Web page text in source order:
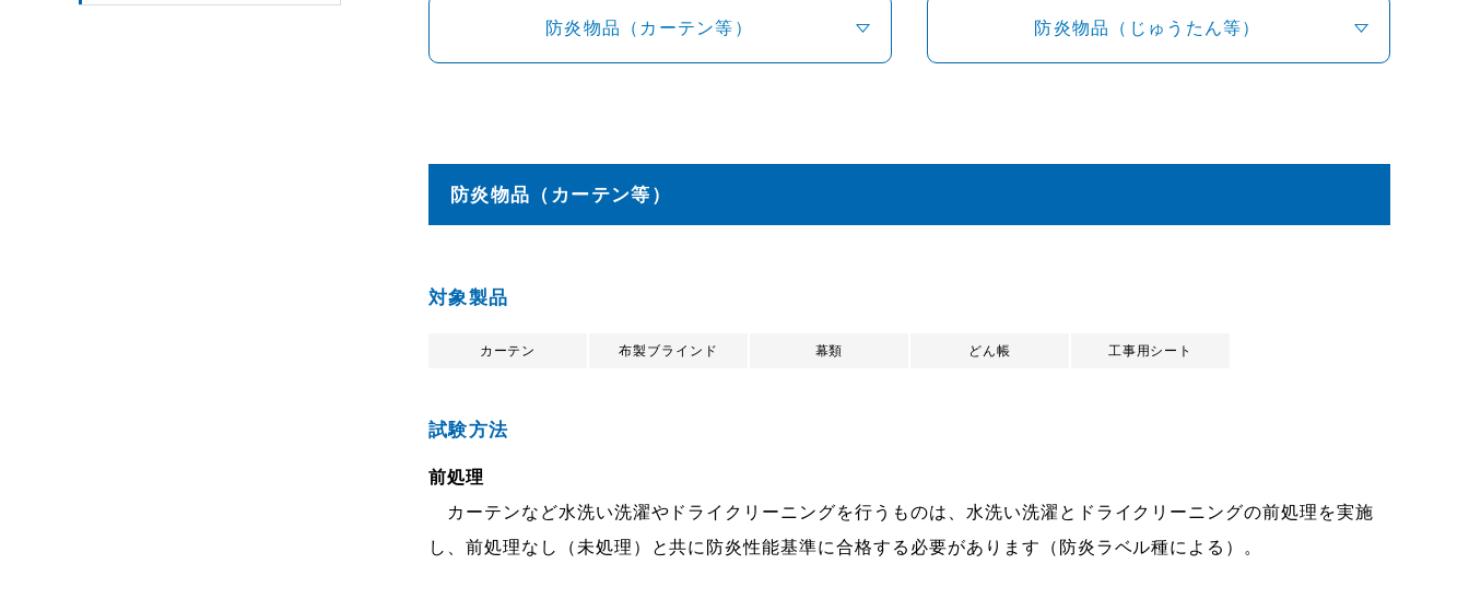
防炎物品（カーテン等） 防炎物品（じゅうたん等）
防炎物品（カーテン等）
対象製品
カーテン 布製ブラインド 幕類 どん帳 工事用シート
試験方法
前処理
カーテンなど水洗い洗濯やドライクリーニングを行うものは、水洗い洗濯とドライクリーニングの前処理を実施
し、前処理なし（未処理）と共に防炎性能基準に合格する必要があります（防炎ラベル種による）。